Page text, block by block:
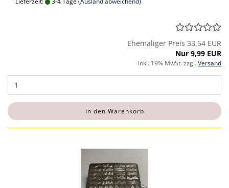
Ehemaliger Preis 33,54 EUR
Nur 9,99 EUR
inkl. 19% MwSt. zzgl.Versand
In den Warenkorb